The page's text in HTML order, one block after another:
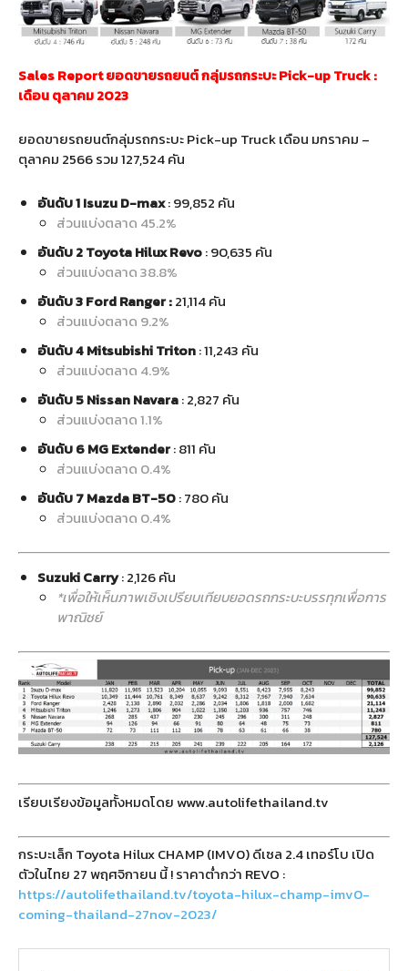
Sales Report ยอดขายรถยนต์ กลุ่มรถกระบะ Pick-up Truck:
เดือน ตุลาคม 2023
ยอดขายรถยนต์กลุ่มรถกระบะ Pick-up Truck เดือน มกราคม –
ตุลาคม 2566 รวม 127,524 คัน
อันดับ 1 Isuzu D-max: 99,852 คัน
ส่วนแบ่งตลาด 45.2%
อันดับ 2 Toyota Hilux Revo: 90,635 คัน
ส่วนแบ่งตลาด 38.8%
อันดับ 3 Ford Ranger :21,114 คัน
ส่วนแบ่งตลาด 9.2%
อันดับ 4 Mitsubishi Triton: 11,243 คัน
ส่วนแบ่งตลาด 4.9%
อันดับ 5 Nissan Navara: 2,827 คัน
ส่วนแบ่งตลาด 1.1%
อันดับ 6 MG Extender: 811 คัน
ส่วนแบ่งตลาด 0.4%
อันดับ 7 Mazda BT-50: 780 คัน
ส่วนแบ่งตลาด 0.4%
Suzuki Carry: 2,126 คัน
*เพื่อให้เห็นภาพเชิงเปรียบเทียบยอดรถกระบะบรรทุกเพื่อการ
พาณิชย์
เรียบเรียงข้อมูลทั้งหมดโดย www.autolifethailand.tv
กระบะเล็ก Toyota Hilux CHAMP (IMV0) ดีเซล 2.4 เทอร์โบ เปิด
ตัวในไทย 27 พฤศจิกายน นี้ ! ราคาต่ำกว่า REVO :
https://autolifethailand.tv/toyota-hilux-champ-imv0-
coming-thailand-27nov-2023/